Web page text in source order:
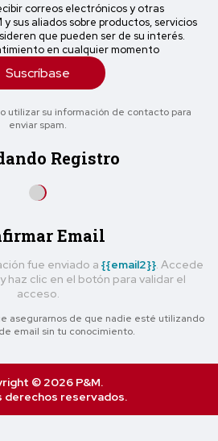
correos electrónicos y otras
y sus aliados sobre productos, servicios
que pueden ser de su interés.
en cualquier momento
Suscríbase
utilizar su información de contacto para
enviar spam.
Registro
Email
fue enviado a {{email2}} . Accede
haz clic en el botón para validar el
acceso.
asegurarnos de que nadie esté utilizando
email sin tu conocimiento.
© 2026 P&M.
derechos reservados.